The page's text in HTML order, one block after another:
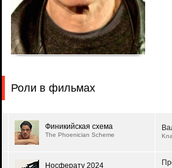
Роли в фильмах
Финикийская схема
The Phoenician Scheme
Носферату 2024